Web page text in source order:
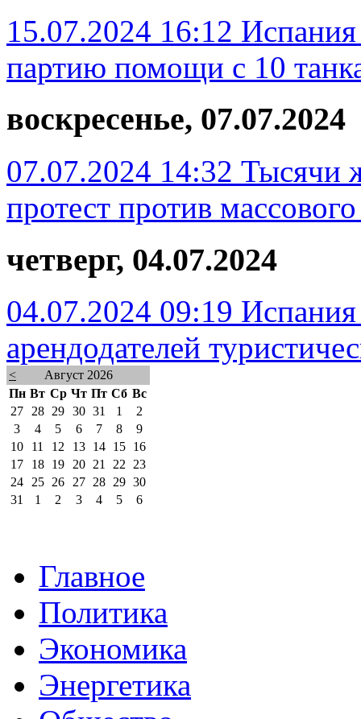
15.07.2024 16:12
партию помощи с 10
воскресенье, 07.07.2024
07.07.2024 14:32 Тысячи
протест против
четверг, 04.07.2024
04.07.2024 09:19 Испания
арендодателей
<
Август 2026
Пн Вт Ср Чт Пт Сб Вс
27 28 29 30 31 1
2
3
4 5 6 7 8
9
10
11 12 13 14 15
16
17
18 19 20 21 22 23
24 25 26 27 28 29 30
31
1 2 3 4 5 6
Главное
Политика
Экономика
Энергетика